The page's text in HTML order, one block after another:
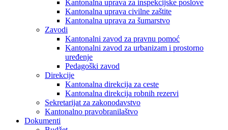
Kantonalna uprava za inspekcijske poslove
Kantonalna uprava civilne zaštite
Kantonalna uprava za šumarstvo
Zavodi
Kantonalni zavod za pravnu pomoć
Kantonalni zavod za urbanizam i prostorno
uređenje
Pedagoški zavod
Direkcije
Kantonalna direkcija za ceste
Kantonalna direkcija robnih rezervi
Sekretarijat za zakonodavstvo
Kantonalno pravobranilaštvo
Dokumenti